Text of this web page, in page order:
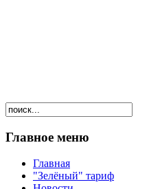
Главное меню
Главная
"Зелёный" тариф